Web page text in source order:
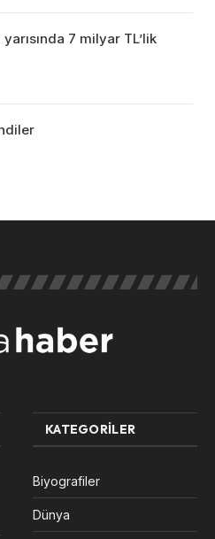
7 milyar TL’lik
KATEGORILER
Biyografiler
Dünya